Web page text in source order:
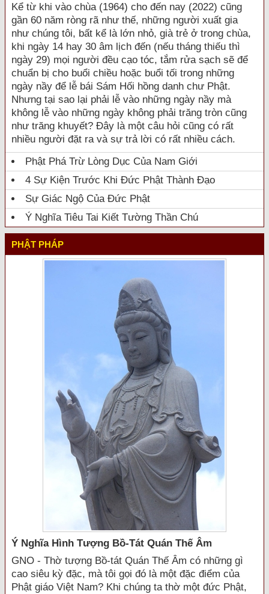
Kể từ khi vào chùa (1964) cho đến nay (2022) cũng
gần 60 năm ròng rã như thế, những người xuất gia
như chúng tôi, bất kể là lớn nhỏ, già trẻ ở trong chùa,
khi ngày 14 hay 30 âm lịch đến (nếu tháng thiếu thì
ngày 29) mọi người đều cạo tóc, tắm rửa sạch sẽ để
chuẩn bị cho buổi chiều hoặc buổi tối trong những
ngày nầy để lễ bái Sám Hối hồng danh chư Phật.
Nhưng tại sao lại phải lễ vào những ngày nầy mà
không lễ vào những ngày không phải trăng tròn cũng
như trăng khuyết? Đây là một câu hỏi cũng có rất
nhiều người đặt ra và sự trả lời có rất nhiều cách.
Phật Phá Trừ Lòng Dục Của Nam Giới
4 Sự Kiện Trước Khi Đức Phật Thành Đạo
Sự Giác Ngộ Của Đức Phật
Ý Nghĩa Tiêu Tai Kiết Tường Thần Chú
PHẬT PHÁP
Ý Nghĩa Hình Tượng Bồ-Tát Quán Thế Âm
GNO - Thờ tượng Bồ-tát Quán Thế Âm có những gì
cao siêu kỳ đặc, mà tôi gọi đó là một đặc điểm của
Phật giáo Việt Nam? Khi chúng ta thờ một đức Phật,